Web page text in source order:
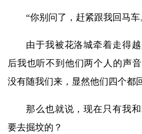
“你别问了，赶紧跟我回马车
由于我被花洛城牵着走得
后我也听不到他们两个人的声
没有随我们来，显然他们四个都
那么也就说，现在只有我
要去掘坟的？